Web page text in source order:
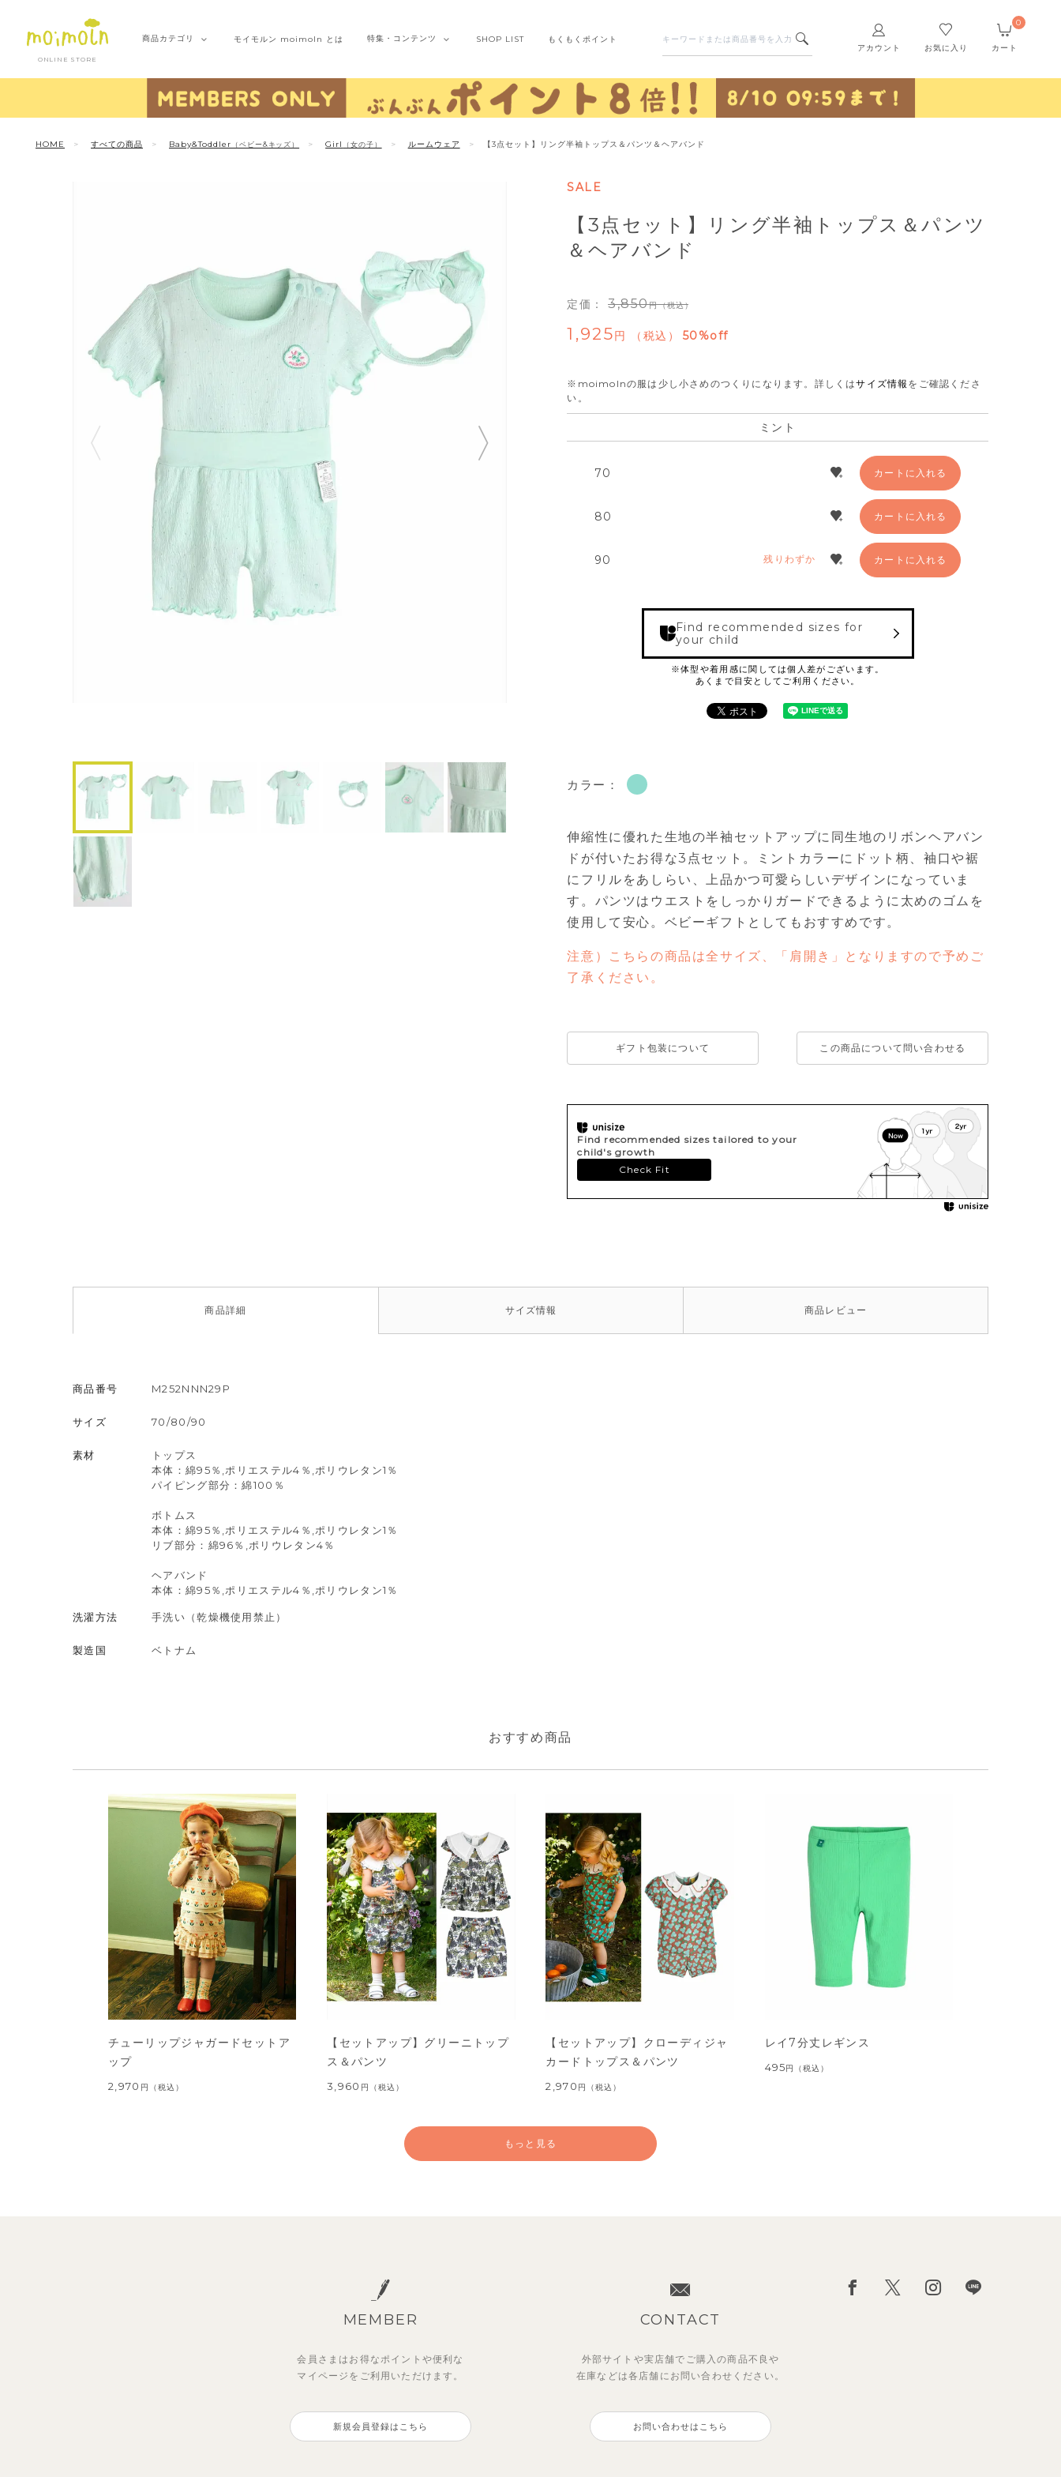
ONLINE STORE
アカウント お気に入り カート
0
商品カテゴリ モイモルン moimoln とは 特集・ コンテンツ SHOP LIST もくもくポイント
HOME すべての商品 Baby&Toddler （ベビー&キッズ） Girl （女の子） ルームウェア 【3点セット】リング半袖トップス＆パンツ＆ヘアバンド
SALE
【3点セット】リング半袖トップス＆パンツ
＆ヘアバンド
定価： 3,850 （税込）
1,925 税込 50%off
※moimolnの服は少し小さめのつくりになります。 詳しくはサイズ情報 をご確認くださ
い。
ミント
70 カートに入れる
80 カートに入れる
90 残りわずか カートに入れる
Find recommended sizes for
your child
カラー：
伸縮性に優れた生地の半袖セットアップに同生地のリボンヘアバン
ドが付いたお得な3点セット。ミントカラーにドット柄、袖口や裾
にフリルをあしらい、上品かつ可愛らしいデザインになっていま
す。パンツはウエストをしっかりガードできるように太めのゴムを
使用して安心。ベビーギフトとしてもおすすめです。
注意）こちらの商品は全サイズ、「肩開き」となりますので予めご
了承ください。
ギフト包装について この商品について問い合わせる
Find recommended sizes tailored to your
child's growth
Check Fit
商品詳細 サイズ情報 商品 レビュー
商品番号 M252NNN29P
サイズ 70/80/90
素材
トップス
本体：綿95％,ポリエステル4％,ポリウレタン1％
パイピング部分：綿100％
ボトムス
本体：綿95％,ポリエステル4％,ポリウレタン1％
リブ部分：綿96％,ポリウレタン4％
ヘアバンド
本体：綿95％,ポリエステル4％,ポリウレタン1％
洗濯方法 手洗い（乾燥機使用禁止）
製造国 ベトナム
おすすめ商品
チューリップジャガードセットア
ップ
2,970 円 （税込）
【セットアップ】グリーニトップ
ス＆パンツ
3,960 円 （税込）
【セットアップ】クローディジャ
カードトップス＆パンツ
2,970 円 （税込）
レイ7分丈レギンス
495円 （税込）
イントトップス＆パンツ
（税込） 2,970
プス
（税込）
ン＆ワンピース
もっと見る
MEMBER
会員さまはお得なポイントや便利な
マイページを ご利用いただけます。
新規会員登録はこちら
CONTACT
外部サイトや実店舗でご購入の商品不良や
在庫などは各店舗に お問い合わせください。
お問い合わせはこちら